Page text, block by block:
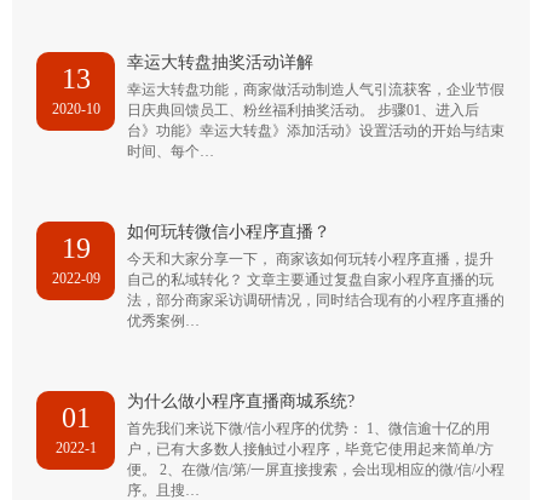
13
2020-10
幸运大转盘抽奖活动详解
幸运大转盘功能，商家做活动制造人气引流获客，企业节假
日庆典回馈员工、粉丝福利抽奖活动。 步骤01、进入后
台》功能》幸运大转盘》添加活动》设置活动的开始与结束
时间、每个…
19
2022-09
如何玩转微信小程序直播？
今天和大家分享一下， 商家该如何玩转小程序直播，提升
自己的私域转化？ 文章主要通过复盘自家小程序直播的玩
法，部分商家采访调研情况，同时结合现有的小程序直播的
优秀案例…
01
2022-1
为什么做小程序直播商城系统?
首先我们来说下微/信小程序的优势： 1、微信逾十亿的用
户，已有大多数人接触过小程序，毕竟它使用起来简单/方
便。 2、在微/信/第/一屏直接搜索，会出现相应的微/信/小程
序。且搜…